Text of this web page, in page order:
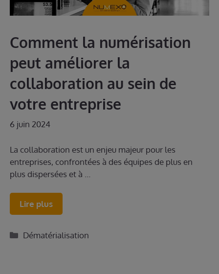
Comment la numérisation
peut améliorer la
collaboration au sein de
votre entreprise
6 juin 2024
La collaboration est un enjeu majeur pour les
entreprises, confrontées à des équipes de plus en
plus dispersées et à …
Lire plus
Catégories
Dématérialisation